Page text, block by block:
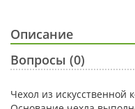
Описание
Вопросы (0)
Чехол из искусственной